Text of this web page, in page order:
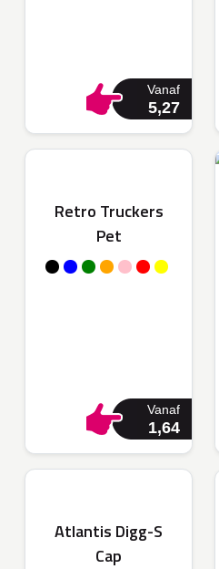
Vanaf
5,27
Retro Truckers
Pet
Vanaf
1,64
Atlantis Digg-S
Cap